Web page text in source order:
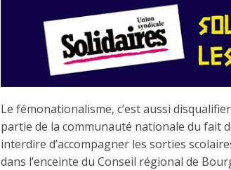
Le fémonationalisme, c’est aussi
partie de la communauté nationale du fait
interdire d’accompagner les sorties
dans l’enceinte du Conseil régional de